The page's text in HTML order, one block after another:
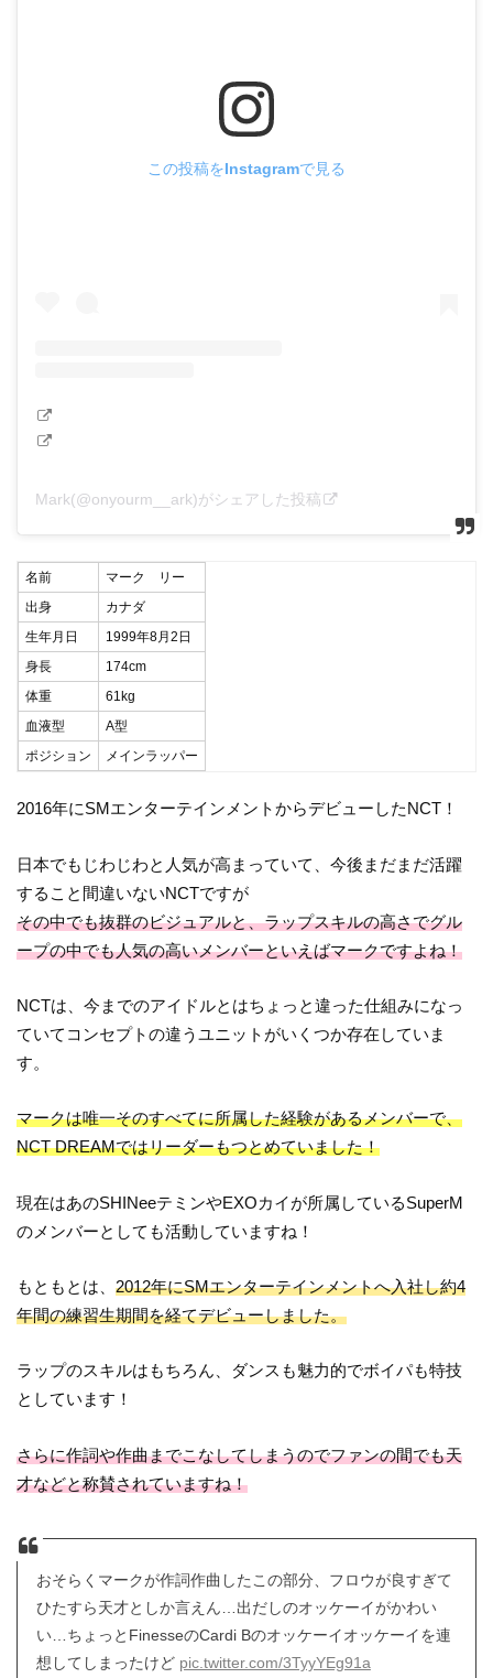
この投稿をInstagramで見る
Mark(@onyourm__ark)がシェアした投稿
名前
マーク リー
出身
カナダ
生年月日
1999年8月2日
身長
174cm
体重
61kg
血液型
A型
ポジション
メインラッパー
2016年にSMエンターテインメントからデビューしたNCT！
日本でもじわじわと人気が高まっていて、今後まだまだ活躍
すること間違いないNCTですが
その中でも抜群のビジュアルと、ラップスキルの高さでグル
ープの中でも人気の高いメンバーといえばマークですよね！
NCTは、今までのアイドルとはちょっと違った仕組みになっ
ていてコンセプトの違うユニットがいくつか存在していま
す。
マークは唯一そのすべてに所属した経験があるメンバーで、
NCT DREAMではリーダーもつとめていました！
現在はあのSHINeeテミンやEXOカイが所属しているSuperM
のメンバーとしても活動していますね！
もともとは、2012年にSMエンターテインメントへ入社し約4
年間の練習生期間を経てデビューしました。
ラップのスキルはもちろん、ダンスも魅力的でボイパも特技
としています！
さらに作詞や作曲までこなしてしまうのでファンの間でも天
才などと称賛されていますね！
おそらくマークが作詞作曲したこの部分、フロウが良すぎて
ひたすら天才としか言えん…出だしのオッケーイがかわい
い…ちょっとFinesseのCardi Bのオッケーイオッケーイを連
想してしまったけど pic.twitter.com/3TyyYEg91a